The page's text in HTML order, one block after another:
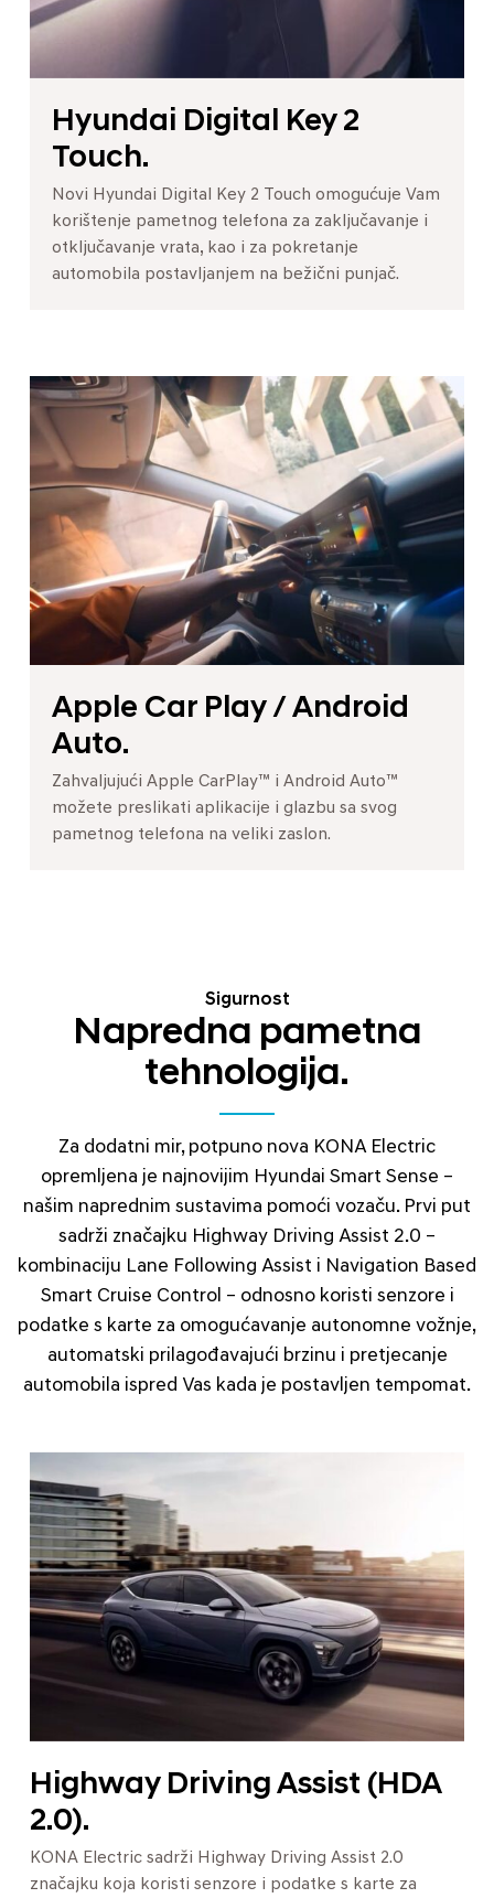
Hyundai Digital Key 2
Touch.
Novi Hyundai Digital Key 2 Touch omogućuje Vam
korištenje pametnog telefona za zaključavanje i
otključavanje vrata, kao i za pokretanje
automobila postavljanjem na bežični punjač.
Apple Car Play / Android
Auto.
Zahvaljujući Apple CarPlay™ i Android Auto™
možete preslikati aplikacije i glazbu sa svog
pametnog telefona na veliki zaslon.
Sigurnost
Napredna pametna
tehnologija.
Za dodatni mir, potpuno nova KONA Electric
opremljena je najnovijim Hyundai Smart Sense –
našim naprednim sustavima pomoći vozaču. Prvi put
sadrži značajku Highway Driving Assist 2.0 –
kombinaciju Lane Following Assist i Navigation Based
Smart Cruise Control – odnosno koristi senzore i
podatke s karte za omogućavanje autonomne vožnje,
automatski prilagođavajući brzinu i pretjecanje
automobila ispred Vas kada je postavljen tempomat.
Highway Driving Assist (HDA
2.0).
KONA Electric sadrži Highway Driving Assist 2.0
značajku koja koristi senzore i podatke s karte za